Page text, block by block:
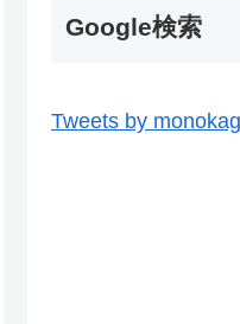
Google検索
Tweets by